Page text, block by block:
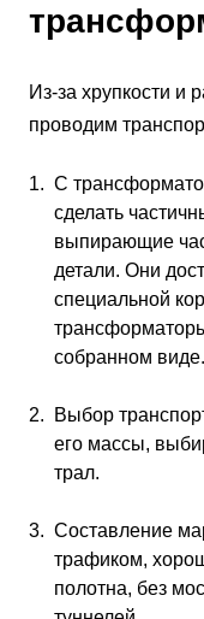
Из-за хрупкости и
проводим
С
сделать
выпирающие
детали. Они
специальной
собранном виде.
Выбор
его массы,
трал.
Составление
трафиком,
полотна, без